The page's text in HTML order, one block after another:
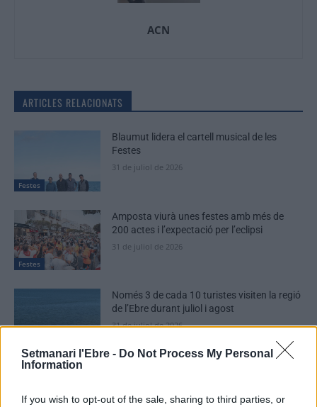
Setmanari l'Ebre - Do Not Process My Personal
Information
If you wish to opt-out of the sale, sharing to third parties, or
ACN
ARTICLES RELACIONATS
Festes
Blaumut lidera el cartell musical de les
Festes
31 de juliol de 2026
Festes
Amposta viurà unes festes amb més de
200 actes i l’expectació per l’eclipsi
31 de juliol de 2026
Només 3 de cada 10 turistes visiten la regió
de l’Ebre durant juliol i agost
31 de juliol de 2026